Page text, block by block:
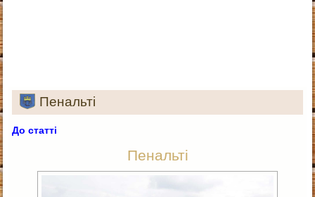
Пенальті
До статті
Пенальті